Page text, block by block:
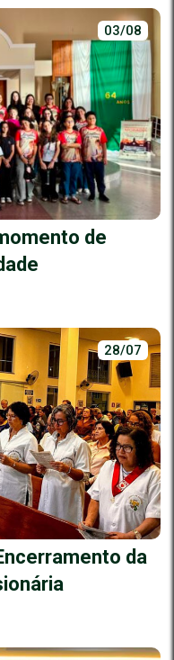
03/08
de
28/07
da